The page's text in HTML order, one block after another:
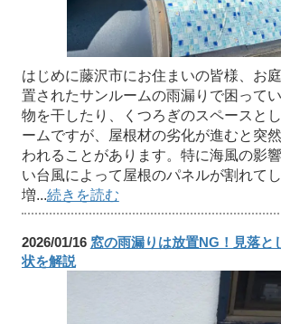
はじめに藤沢市にお住まいの皆様、お
置されたサンルームの雨漏りで困って
物を干したり、くつろぎのスペースと
ームですが、屋根材の劣化が進むと突
われることがあります。特に海風の影
い台風によって屋根のパネルが割れて
増...続きを読む
2026/01/16 窓の雨漏りは放置NG！見落と
状を解説